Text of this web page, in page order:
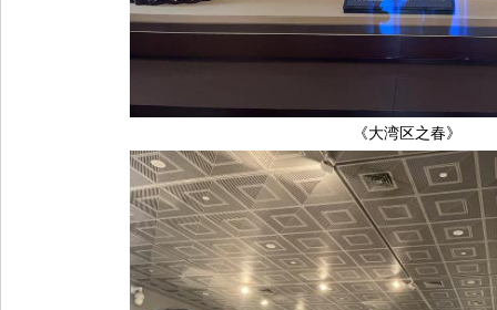
《大湾区之春》